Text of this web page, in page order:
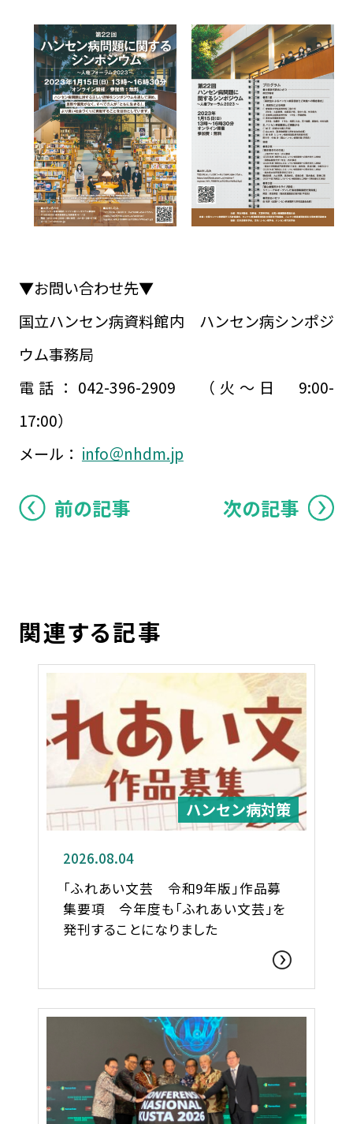
▼お問い合わせ先▼
国立ハンセン病資料館内 ハンセン病シンポジ
ウム事務局
電話：042-396-2909 （火～日 9:00-
17:00）
メール： info＠nhdm.jp
前の記事 次の記事
関連する記事
ハンセン病対策
2026.08.04
「ふれあい文芸 令和9年版」作品募
集要項 今年度も「ふれあい文芸」を
発刊することになりました